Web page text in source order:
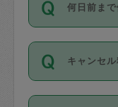
時間も被
社員など
登録して
日本語も
確認して
ング動画
現場トラ
ジさんが
を通して
適用され
です。作
をさせた
何日前ま
ご依頼は
以降）の
す。
キャンセ
キャンセ